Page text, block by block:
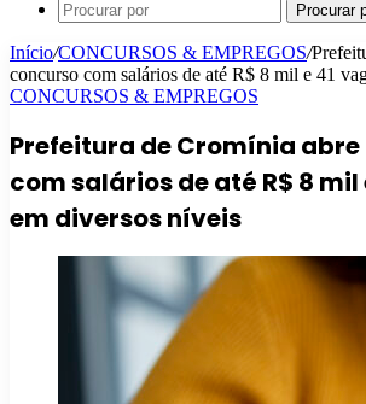
Procurar
Início/CONCURSOS & EMPREGOS/
concurso com salários de até R$ 8 mil e 41
CONCURSOS & EMPREGOS
Prefeitura de Cromínia
com salários de até R$ 8 mil
em diversos níveis